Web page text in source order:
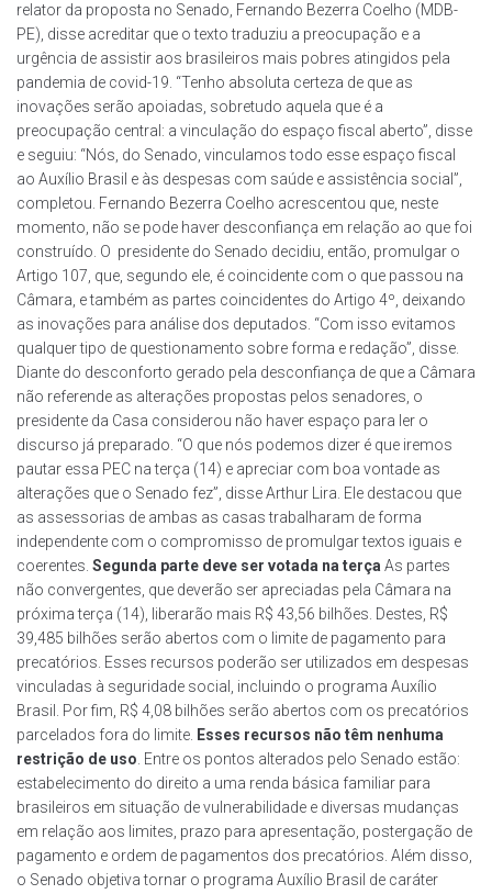
relator da proposta no Senado, Fernando Bezerra Coelho (MDB-
PE), disse acreditar que o texto traduziu a preocupação e a
urgência de assistir aos brasileiros mais pobres atingidos pela
pandemia de covid-19. “Tenho absoluta certeza de que as
inovações serão apoiadas, sobretudo aquela que é a
preocupação central: a vinculação do espaço fiscal aberto”, disse
e seguiu: “Nós, do Senado, vinculamos todo esse espaço fiscal
ao Auxílio Brasil e às despesas com saúde e assistência social”,
completou. Fernando Bezerra Coelho acrescentou que, neste
momento, não se pode haver desconfiança em relação ao que foi
construído. O presidente do Senado decidiu, então, promulgar o
Artigo 107, que, segundo ele, é coincidente com o que passou na
Câmara, e também as partes coincidentes do Artigo 4º, deixando
as inovações para análise dos deputados. “Com isso evitamos
qualquer tipo de questionamento sobre forma e redação”, disse.
Diante do desconforto gerado pela desconfiança de que a Câmara
não referende as alterações propostas pelos senadores, o
presidente da Casa considerou não haver espaço para ler o
discurso já preparado. “O que nós podemos dizer é que iremos
pautar essa PEC na terça (14) e apreciar com boa vontade as
alterações que o Senado fez”, disse Arthur Lira. Ele destacou que
as assessorias de ambas as casas trabalharam de forma
independente com o compromisso de promulgar textos iguais e
coerentes. Segunda parte deve ser votada na terçaAs partes
não convergentes, que deverão ser apreciadas pela Câmara na
próxima terça (14), liberarão mais R$ 43,56 bilhões. Destes, R$
39,485 bilhões serão abertos com o limite de pagamento para
precatórios. Esses recursos poderão ser utilizados em despesas
vinculadas à seguridade social, incluindo o programa Auxílio
Brasil. Por fim, R$ 4,08 bilhões serão abertos com os precatórios
parcelados fora do limite. Esses recursos não têm nenhuma
restrição de uso. Entre os pontos alterados pelo Senado estão:
estabelecimento do direito a uma renda básica familiar para
brasileiros em situação de vulnerabilidade e diversas mudanças
em relação aos limites, prazo para apresentação, postergação de
pagamento e ordem de pagamentos dos precatórios. Além disso,
o Senado objetiva tornar o programa Auxílio Brasil de caráter